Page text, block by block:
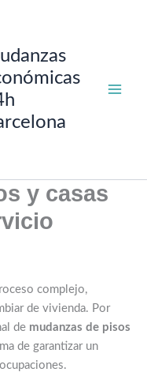
y casas
complejo,
de vivienda. Por
de mudanzas de pisos
de garantizar un